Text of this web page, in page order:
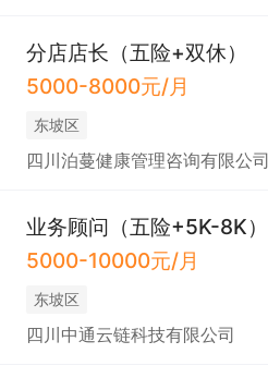
分店店长（五险+双休）
5000-8000元/月
东坡区
四川泊蔓健康管理咨询有限公司
业务顾问（五险+5K-8K）
5000-10000元/月
东坡区
四川中通云链科技有限公司